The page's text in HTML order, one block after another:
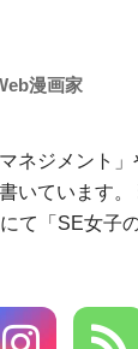
漫画家
ネジメント
いています
て「SE女子